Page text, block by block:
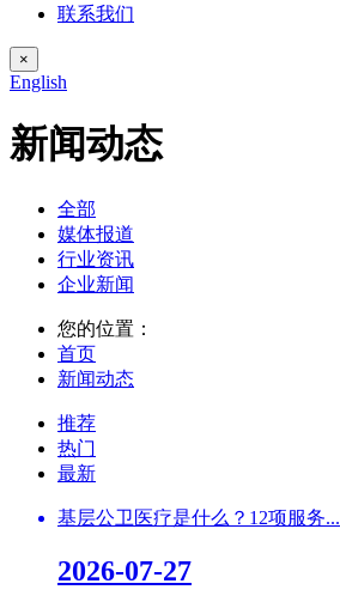
联系我们
×
English
新闻动态
全部
媒体报道
行业资讯
企业新闻
您的位置：
首页
新闻动态
推荐
热门
最新
基层公卫医疗是什么？12项服务...
2026-07-27